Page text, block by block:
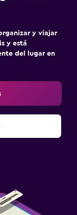
y viajar
y está
del lugar en